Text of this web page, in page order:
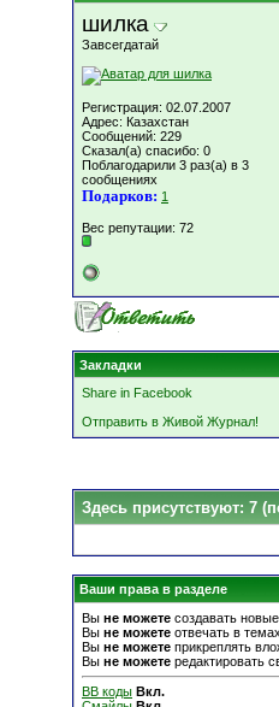
шилка
Завсегдатай
Регистрация: 02.07.2007
Адрес: Казахстан
Сообщений: 229
Сказал(а) спасибо: 0
Поблагодарили 3 раз(а) в 3
сообщениях
Подарков: 1
Вес репутации: 72
Закладки
Share in Facebook
Отправить в Живой Журнал!
Здесь присутствуют: 7
Ваши права в разделе
Вы не можете создавать
Вы не можете отвечать в темах
Вы не можете прикреплять
Вы не можете редактировать
BB коды Вкл.